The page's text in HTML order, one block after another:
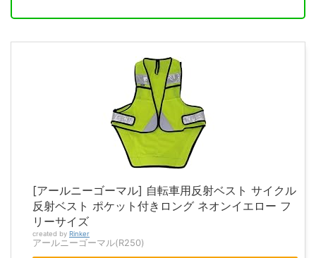
[アールニーゴーマル] 自転車用反射ベスト サイクル
反射ベスト ポケット付きロング ネオンイエロー フ
リーサイズ
created by Rinker
アールニーゴーマル(R250)